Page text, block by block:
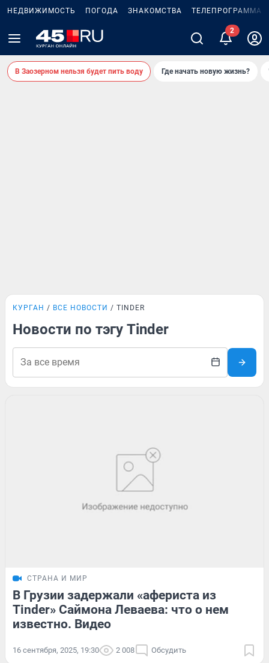
НЕДВИЖИМОСТЬ ПОГОДА ЗНАКОМСТВА ТЕЛЕПРОГРАММА
2
В Заозерном нельзя будет пить воду Где начать новую жизнь?
КУРГАН ВСЕ НОВОСТИ TINDER
Новости по тэгу Tinder
СТРАНА И МИР
В Грузии задержали «афериста из
Tinder» Саймона Леваева: что о нем
известно. Видео
16 сентября, 2025, 19:30 2 008 Обсудить